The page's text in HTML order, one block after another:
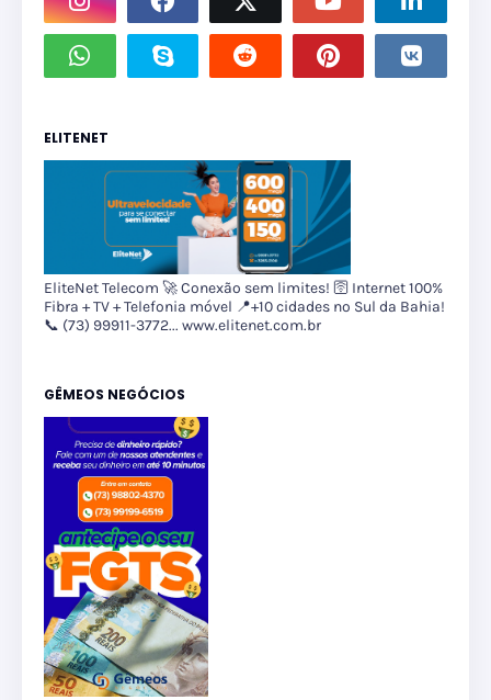
ELITENET
EliteNet Telecom 🚀 Conexão sem limites! 🛜 Internet 100%
Fibra + TV + Telefonia móvel 📍+10 cidades no Sul da Bahia!
📞 (73) 99911-3772... www.elitenet.com.br
GÊMEOS NEGÓCIOS